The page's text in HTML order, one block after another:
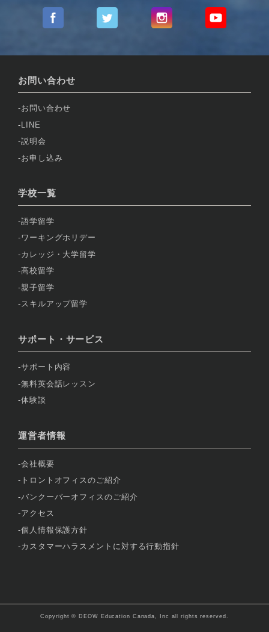
お問い合わせ
お問い合わせ
LINE
説明会
お申し込み
学校一覧
語学留学
ワーキングホリデー
カレッジ・大学留学
高校留学
親子留学
スキルアップ留学
サポート・サービス
サポート内容
無料英会話レッスン
体験談
運営者情報
会社概要
トロントオフィスのご紹介
バンクーバーオフィスのご紹介
アクセス
個人情報保護方針
カスタマーハラスメントに対する行動指針
Copyright © DEOW Education Canada, Inc all rights reserved.